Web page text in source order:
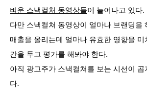
벼운 스낵컬처 동영상들이 늘어나고 있다.
다만 스낵컬쳐 동영상이 얼마나 브랜딩을
매출을 올리는데 얼마나 유효한 영향을 미
간을 두고 평가를 해봐야 한다.
아직 광고주가 스낵컬쳐를 보는 시선이 곱
다.